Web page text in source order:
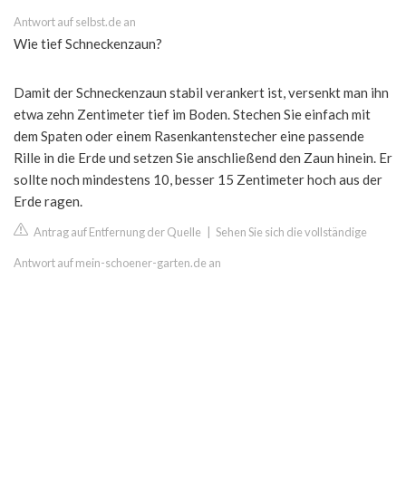
Antwort auf selbst.de an
Wie tief Schneckenzaun?
Damit der Schneckenzaun stabil verankert ist, versenkt man ihn
etwa zehn Zentimeter tief im Boden. Stechen Sie einfach mit
dem Spaten oder einem Rasenkantenstecher eine passende
Rille in die Erde und setzen Sie anschließend den Zaun hinein. Er
sollte noch mindestens 10, besser 15 Zentimeter hoch aus der
Erde ragen.
Antrag auf Entfernung der Quelle Sehen Sie sich die vollständige
Antwort auf mein-schoener-garten.de an